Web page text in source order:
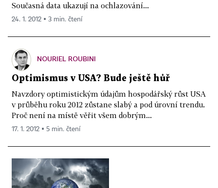
Současná data ukazují na ochlazování...
24. 1. 2012 ▪ 3 min. čtení
NOURIEL ROUBINI
Optimismus v USA? Bude ještě hůř
Navzdory optimistickým údajům hospodářský růst USA
v průběhu roku 2012 zůstane slabý a pod úrovní trendu.
Proč není na místě věřit všem dobrým...
17. 1. 2012 ▪ 5 min. čtení